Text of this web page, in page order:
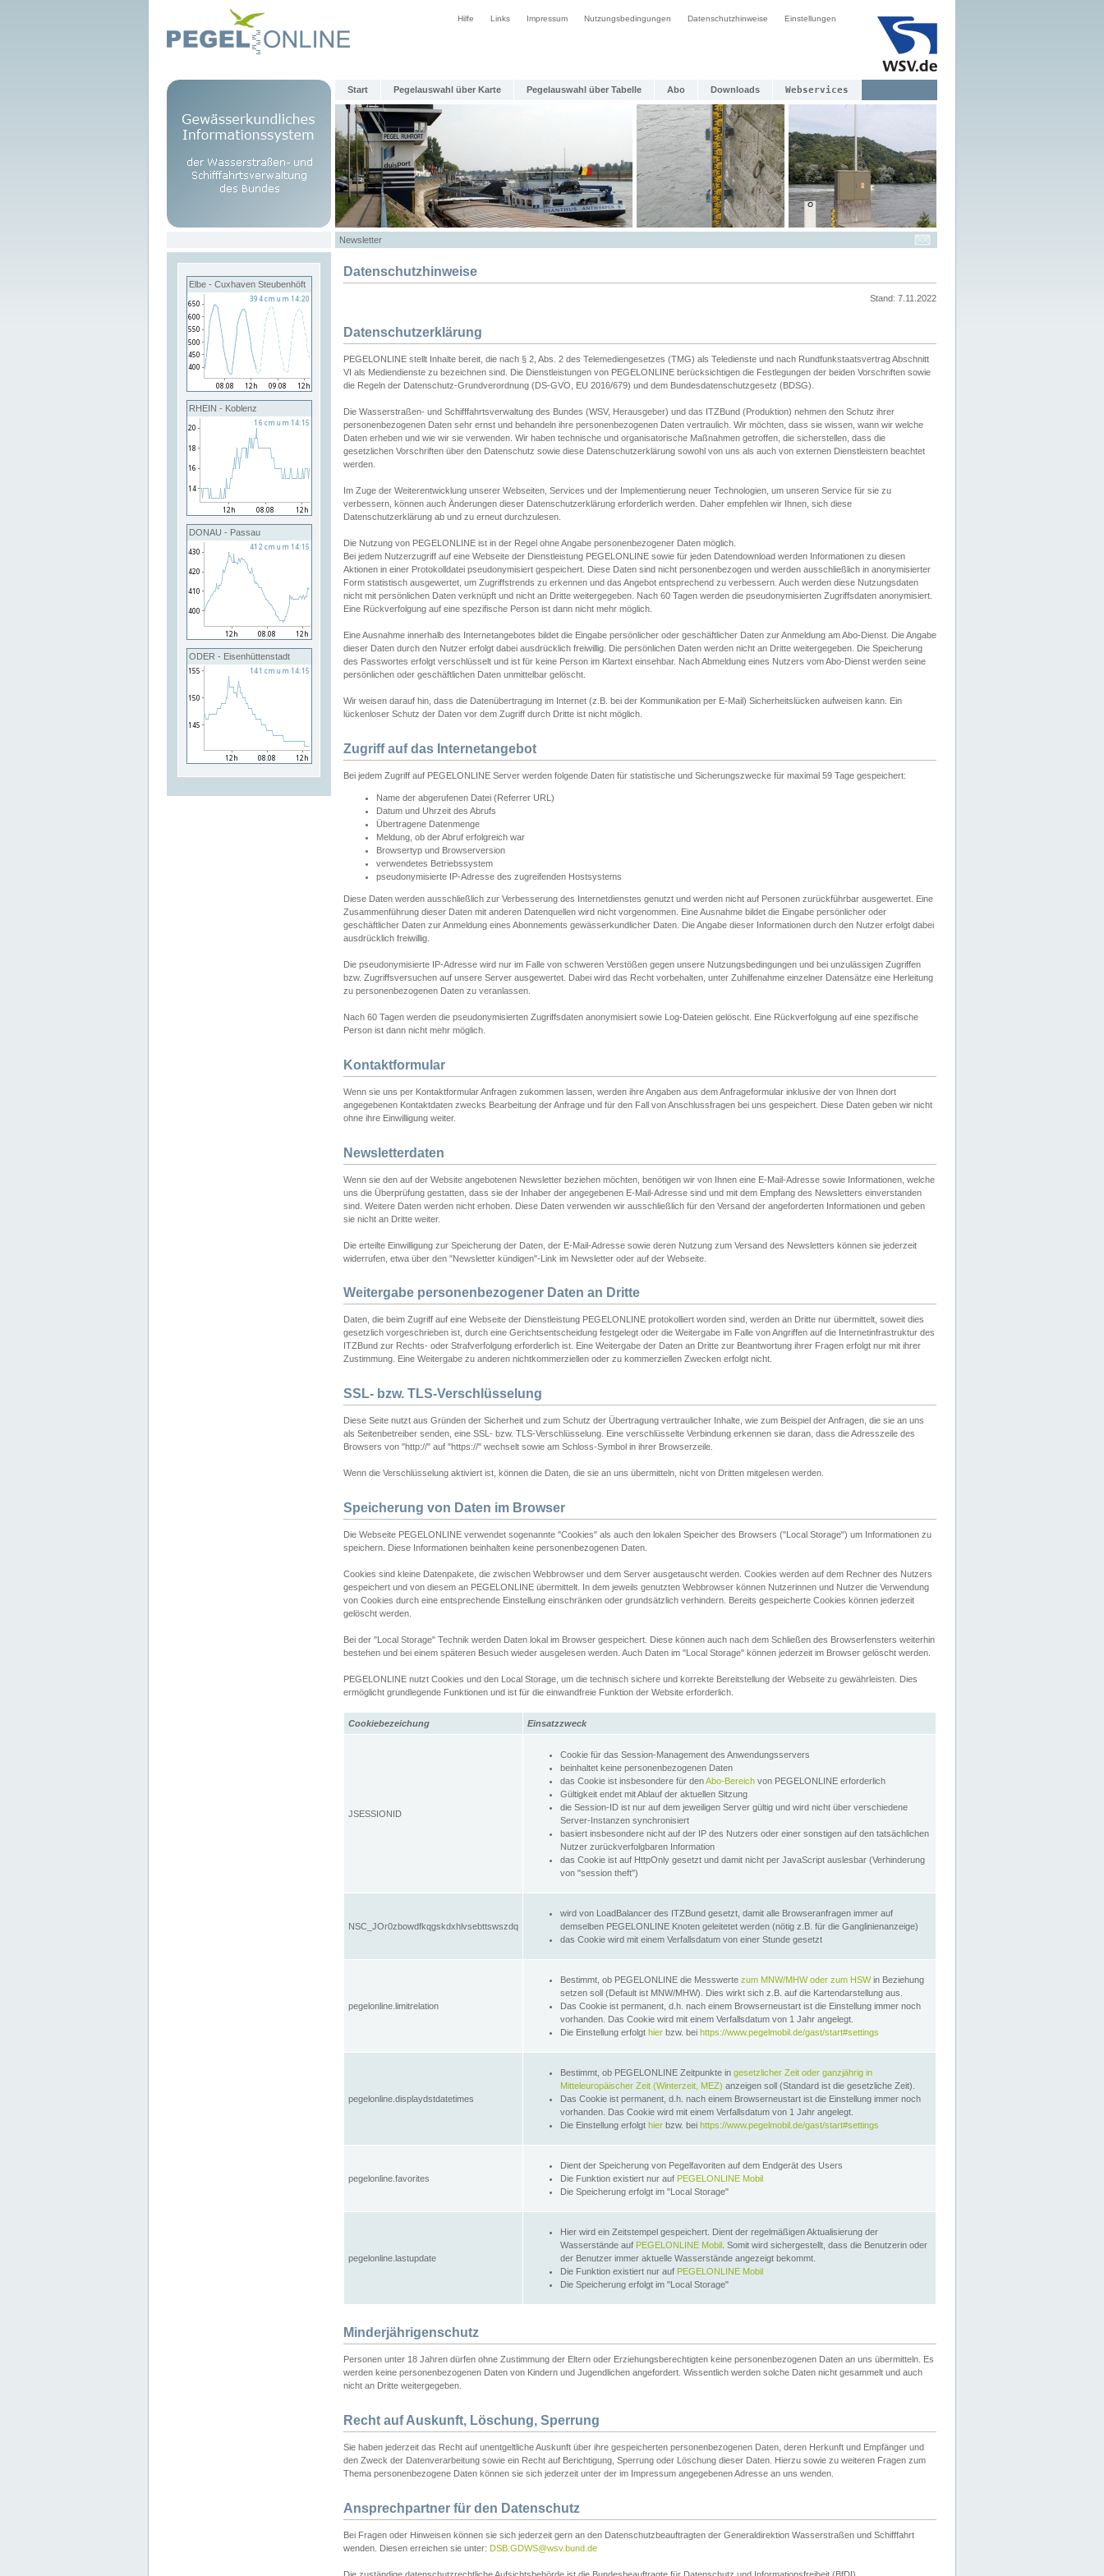
Hilfe Links Impressum Nutzungsbedingungen Datenschutzhinweise Einstellungen
Start Pegelauswahl über Karte Pegelauswahl über Tabelle Abo Downloads Webservices
Newsletter
Elbe - Cuxhaven Steubenhöft
RHEIN - Koblenz
DONAU - Passau
ODER - Eisenhüttenstadt
Datenschutzhinweise
Stand: 7.11.2022
Datenschutzerklärung
PEGELONLINE stellt Inhalte bereit, die nach § 2, Abs. 2 des Telemediengesetzes (TMG) als Teledienste und nach Rundfunkstaatsvertrag Abschnitt
VI als Mediendienste zu bezeichnen sind. Die Dienstleistungen von PEGELONLINE berücksichtigen die Festlegungen der beiden Vorschriften sowie
die Regeln der Datenschutz-Grundverordnung (DS-GVO, EU 2016/679) und dem Bundesdatenschutzgesetz (BDSG).
Die Wasserstraßen- und Schifffahrtsverwaltung des Bundes (WSV, Herausgeber) und das ITZBund (Produktion) nehmen den Schutz ihrer
personenbezogenen Daten sehr ernst und behandeln ihre personenbezogenen Daten vertraulich. Wir möchten, dass sie wissen, wann wir welche
Daten erheben und wie wir sie verwenden. Wir haben technische und organisatorische Maßnahmen getroffen, die sicherstellen, dass die
gesetzlichen Vorschriften über den Datenschutz sowie diese Datenschutzerklärung sowohl von uns als auch von externen Dienstleistern beachtet
werden.
Im Zuge der Weiterentwicklung unserer Webseiten, Services und der Implementierung neuer Technologien, um unseren Service für sie zu
verbessern, können auch Änderungen dieser Datenschutzerklärung erforderlich werden. Daher empfehlen wir Ihnen, sich diese
Datenschutzerklärung ab und zu erneut durchzulesen.
Die Nutzung von PEGELONLINE ist in der Regel ohne Angabe personenbezogener Daten möglich.
Bei jedem Nutzerzugriff auf eine Webseite der Dienstleistung PEGELONLINE sowie für jeden Datendownload werden Informationen zu diesen
Aktionen in einer Protokolldatei pseudonymisiert gespeichert. Diese Daten sind nicht personenbezogen und werden ausschließlich in anonymisierter
Form statistisch ausgewertet, um Zugriffstrends zu erkennen und das Angebot entsprechend zu verbessern. Auch werden diese Nutzungsdaten
nicht mit persönlichen Daten verknüpft und nicht an Dritte weitergegeben. Nach 60 Tagen werden die pseudonymisierten Zugriffsdaten anonymisiert.
Eine Rückverfolgung auf eine spezifische Person ist dann nicht mehr möglich.
Eine Ausnahme innerhalb des Internetangebotes bildet die Eingabe persönlicher oder geschäftlicher Daten zur Anmeldung am Abo-Dienst. Die Angabe
dieser Daten durch den Nutzer erfolgt dabei ausdrücklich freiwillig. Die persönlichen Daten werden nicht an Dritte weitergegeben. Die Speicherung
des Passwortes erfolgt verschlüsselt und ist für keine Person im Klartext einsehbar. Nach Abmeldung eines Nutzers vom Abo-Dienst werden seine
persönlichen oder geschäftlichen Daten unmittelbar gelöscht.
Wir weisen darauf hin, dass die Datenübertragung im Internet (z.B. bei der Kommunikation per E-Mail) Sicherheitslücken aufweisen kann. Ein
lückenloser Schutz der Daten vor dem Zugriff durch Dritte ist nicht möglich.
Zugriff auf das Internetangebot
Bei jedem Zugriff auf PEGELONLINE Server werden folgende Daten für statistische und Sicherungszwecke für maximal 59 Tage gespeichert:
Name der abgerufenen Datei (Referrer URL)
Datum und Uhrzeit des Abrufs
Übertragene Datenmenge
Meldung, ob der Abruf erfolgreich war
Browsertyp und Browserversion
verwendetes Betriebssystem
pseudonymisierte IP-Adresse des zugreifenden Hostsystems
Diese Daten werden ausschließlich zur Verbesserung des Internetdienstes genutzt und werden nicht auf Personen zurückführbar ausgewertet. Eine
Zusammenführung dieser Daten mit anderen Datenquellen wird nicht vorgenommen. Eine Ausnahme bildet die Eingabe persönlicher oder
geschäftlicher Daten zur Anmeldung eines Abonnements gewässerkundlicher Daten. Die Angabe dieser Informationen durch den Nutzer erfolgt dabei
ausdrücklich freiwillig.
Die pseudonymisierte IP-Adresse wird nur im Falle von schweren Verstößen gegen unsere Nutzungsbedingungen und bei unzulässigen Zugriffen
bzw. Zugriffsversuchen auf unsere Server ausgewertet. Dabei wird das Recht vorbehalten, unter Zuhilfenahme einzelner Datensätze eine Herleitung
zu personenbezogenen Daten zu veranlassen.
Nach 60 Tagen werden die pseudonymisierten Zugriffsdaten anonymisiert sowie Log-Dateien gelöscht. Eine Rückverfolgung auf eine spezifische
Person ist dann nicht mehr möglich.
Kontaktformular
Wenn sie uns per Kontaktformular Anfragen zukommen lassen, werden ihre Angaben aus dem Anfrageformular inklusive der von Ihnen dort
angegebenen Kontaktdaten zwecks Bearbeitung der Anfrage und für den Fall von Anschlussfragen bei uns gespeichert. Diese Daten geben wir nicht
ohne ihre Einwilligung weiter.
Newsletterdaten
Wenn sie den auf der Website angebotenen Newsletter beziehen möchten, benötigen wir von Ihnen eine E-Mail-Adresse sowie Informationen, welche
uns die Überprüfung gestatten, dass sie der Inhaber der angegebenen E-Mail-Adresse sind und mit dem Empfang des Newsletters einverstanden
sind. Weitere Daten werden nicht erhoben. Diese Daten verwenden wir ausschließlich für den Versand der angeforderten Informationen und geben
sie nicht an Dritte weiter.
Die erteilte Einwilligung zur Speicherung der Daten, der E-Mail-Adresse sowie deren Nutzung zum Versand des Newsletters können sie jederzeit
widerrufen, etwa über den "Newsletter kündigen"-Link im Newsletter oder auf der Webseite.
Weitergabe personenbezogener Daten an Dritte
Daten, die beim Zugriff auf eine Webseite der Dienstleistung PEGELONLINE protokolliert worden sind, werden an Dritte nur übermittelt, soweit dies
gesetzlich vorgeschrieben ist, durch eine Gerichtsentscheidung festgelegt oder die Weitergabe im Falle von Angriffen auf die Internetinfrastruktur des
ITZBund zur Rechts- oder Strafverfolgung erforderlich ist. Eine Weitergabe der Daten an Dritte zur Beantwortung ihrer Fragen erfolgt nur mit ihrer
Zustimmung. Eine Weitergabe zu anderen nichtkommerziellen oder zu kommerziellen Zwecken erfolgt nicht.
SSL- bzw. TLS-Verschlüsselung
Diese Seite nutzt aus Gründen der Sicherheit und zum Schutz der Übertragung vertraulicher Inhalte, wie zum Beispiel der Anfragen, die sie an uns
als Seitenbetreiber senden, eine SSL- bzw. TLS-Verschlüsselung. Eine verschlüsselte Verbindung erkennen sie daran, dass die Adresszeile des
Browsers von "http://" auf "https://" wechselt sowie am Schloss-Symbol in ihrer Browserzeile.
Wenn die Verschlüsselung aktiviert ist, können die Daten, die sie an uns übermitteln, nicht von Dritten mitgelesen werden.
Speicherung von Daten im Browser
Die Webseite PEGELONLINE verwendet sogenannte "Cookies" als auch den lokalen Speicher des Browsers ("Local Storage") um Informationen zu
speichern. Diese Informationen beinhalten keine personenbezogenen Daten.
Cookies sind kleine Datenpakete, die zwischen Webbrowser und dem Server ausgetauscht werden. Cookies werden auf dem Rechner des Nutzers
gespeichert und von diesem an PEGELONLINE übermittelt. In dem jeweils genutzten Webbrowser können Nutzerinnen und Nutzer die Verwendung
von Cookies durch eine entsprechende Einstellung einschränken oder grundsätzlich verhindern. Bereits gespeicherte Cookies können jederzeit
gelöscht werden.
Bei der "Local Storage" Technik werden Daten lokal im Browser gespeichert. Diese können auch nach dem Schließen des Browserfensters weiterhin
bestehen und bei einem späteren Besuch wieder ausgelesen werden. Auch Daten im "Local Storage" können jederzeit im Browser gelöscht werden.
PEGELONLINE nutzt Cookies und den Local Storage, um die technisch sichere und korrekte Bereitstellung der Webseite zu gewährleisten. Dies
ermöglicht grundlegende Funktionen und ist für die einwandfreie Funktion der Website erforderlich.
Cookiebezeichung Einsatzzweck
JSESSIONID
Cookie für das Session-Management des Anwendungsservers
beinhaltet keine personenbezogenen Daten
das Cookie ist insbesondere für denAbo-Bereich von PEGELONLINE erforderlich
Gültigkeit endet mit Ablauf der aktuellen Sitzung
die Session-ID ist nur auf dem jeweiligen Server gültig und wird nicht über verschiedene
Server-Instanzen synchronisiert
basiert insbesondere nicht auf der IP des Nutzers oder einer sonstigen auf den tatsächlichen
Nutzer zurückverfolgbaren Information
das Cookie ist auf HttpOnly gesetzt und damit nicht per JavaScript auslesbar (Verhinderung
von "session theft")
NSC_JOr0zbowdfkqgskdxhlvsebttswszdq
wird von LoadBalancer des ITZBund gesetzt, damit alle Browseranfragen immer auf
demselben PEGELONLINE Knoten geleitetet werden (nötig z.B. für die Ganglinienanzeige)
das Cookie wird mit einem Verfallsdatum von einer Stunde gesetzt
pegelonline.limitrelation
Bestimmt, ob PEGELONLINE die Messwerte zum MNW/MHW oder zum HSWin Beziehung
setzen soll (Default ist MNW/MHW). Dies wirkt sich z.B. auf die Kartendarstellung aus.
Das Cookie ist permanent, d.h. nach einem Browserneustart ist die Einstellung immer noch
vorhanden. Das Cookie wird mit einem Verfallsdatum von 1 Jahr angelegt.
Die Einstellung erfolgt hier bzw. bei https://www.pegelmobil.de/gast/start#settings
pegelonline.displaydstdatetimes
Bestimmt, ob PEGELONLINE Zeitpunkte in gesetzlicher Zeit oder ganzjährig in
Mitteleuropäischer Zeit (Winterzeit, MEZ) anzeigen soll (Standard ist die gesetzliche Zeit).
Das Cookie ist permanent, d.h. nach einem Browserneustart ist die Einstellung immer noch
vorhanden. Das Cookie wird mit einem Verfallsdatum von 1 Jahr angelegt.
Die Einstellung erfolgt hier bzw. bei https://www.pegelmobil.de/gast/start#settings
pegelonline.favorites
Dient der Speicherung von Pegelfavoriten auf dem Endgerät des Users
Die Funktion existiert nur auf PEGELONLINE Mobil
Die Speicherung erfolgt im "Local Storage"
pegelonline.lastupdate
Hier wird ein Zeitstempel gespeichert. Dient der regelmäßigen Aktualisierung der
Wasserstände auf PEGELONLINE Mobil . Somit wird sichergestellt, dass die Benutzerin oder
der Benutzer immer aktuelle Wasserstände angezeigt bekommt.
Die Funktion existiert nur auf PEGELONLINE Mobil
Die Speicherung erfolgt im "Local Storage"
Minderjährigenschutz
Personen unter 18 Jahren dürfen ohne Zustimmung der Eltern oder Erziehungsberechtigten keine personenbezogenen Daten an uns übermitteln. Es
werden keine personenbezogenen Daten von Kindern und Jugendlichen angefordert. Wissentlich werden solche Daten nicht gesammelt und auch
nicht an Dritte weitergegeben.
Recht auf Auskunft, Löschung, Sperrung
Sie haben jederzeit das Recht auf unentgeltliche Auskunft über ihre gespeicherten personenbezogenen Daten, deren Herkunft und Empfänger und
den Zweck der Datenverarbeitung sowie ein Recht auf Berichtigung, Sperrung oder Löschung dieser Daten. Hierzu sowie zu weiteren Fragen zum
Thema personenbezogene Daten können sie sich jederzeit unter der im Impressum angegebenen Adresse an uns wenden.
Ansprechpartner für den Datenschutz
Bei Fragen oder Hinweisen können sie sich jederzeit gern an den Datenschutzbeauftragten der Generaldirektion Wasserstraßen und Schifffahrt
wenden. Diesen erreichen sie unter: DSB.GDWS@wsv.bund.de